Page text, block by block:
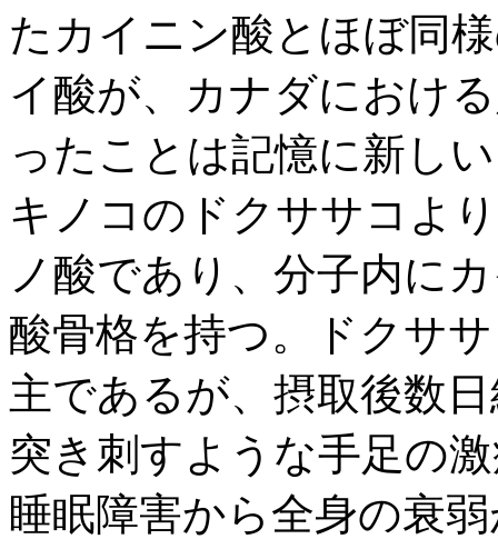
たカイニン酸とほぼ同
イ酸が、カナダにおけ
ったことは記憶に新し
キノコのドクササコよ
ノ酸であり、分子内に
酸骨格を持つ。ドクサ
主であるが、摂取後数
突き刺すような手足の
睡眠障害から全身の衰